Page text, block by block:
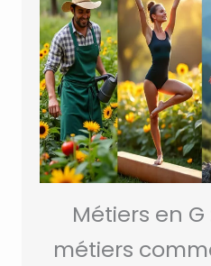
Métiers en
métiers